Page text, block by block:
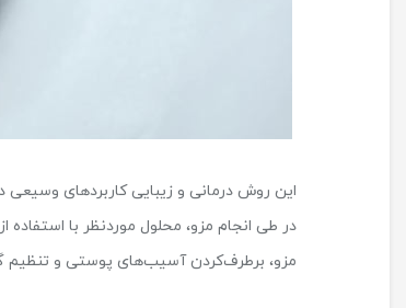
این روش درمانی و زیبایی کاربردهای
در طی انجام مزو، محلول موردنظر با
مزو، برطرف‌کردن آسیب‌‌های پوستی و